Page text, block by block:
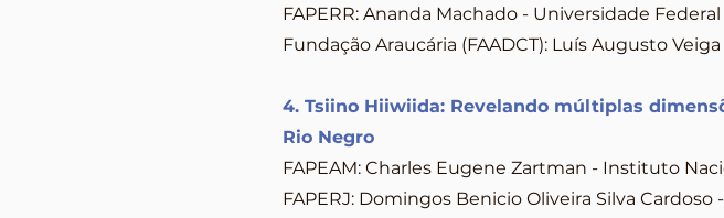
FAPERR: Ananda Machado - Universidade
Fundação Araucária (FAADCT): Luís Augusto
4. Tsiino Hiiwiida: Revelando múltiplas
Rio Negro
FAPEAM: Charles Eugene Zartman - Instituto
FAPERJ: Domingos Benicio Oliveira Silva